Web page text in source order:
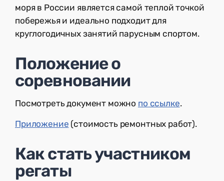
моря в России является самой теплой точкой
побережья и идеально подходит для
круглогодичных занятий парусным спортом.
Положение о
соревновании
Посмотреть документ можно по ссылке.
Приложение (стоимость ремонтных работ).
Как стать участником
регаты